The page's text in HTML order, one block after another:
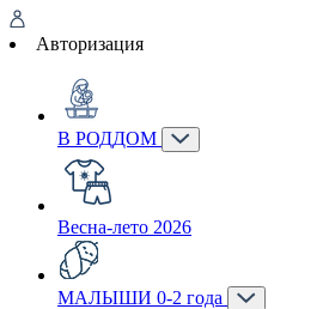
Авторизация
В РОДДОМ
Весна-лето 2026
МАЛЫШИ 0-2 года